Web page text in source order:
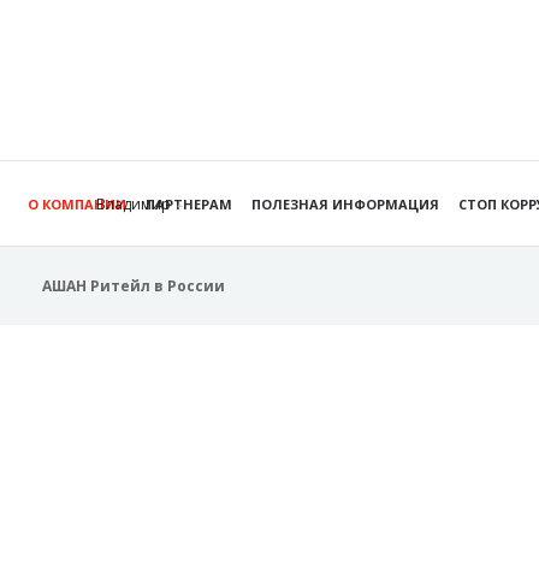
Владимир
О КОМПАНИИ ПАРТНЕРАМ ПОЛЕЗНАЯ ИНФОРМАЦИЯ СТОП
АШАН Ритейл в России